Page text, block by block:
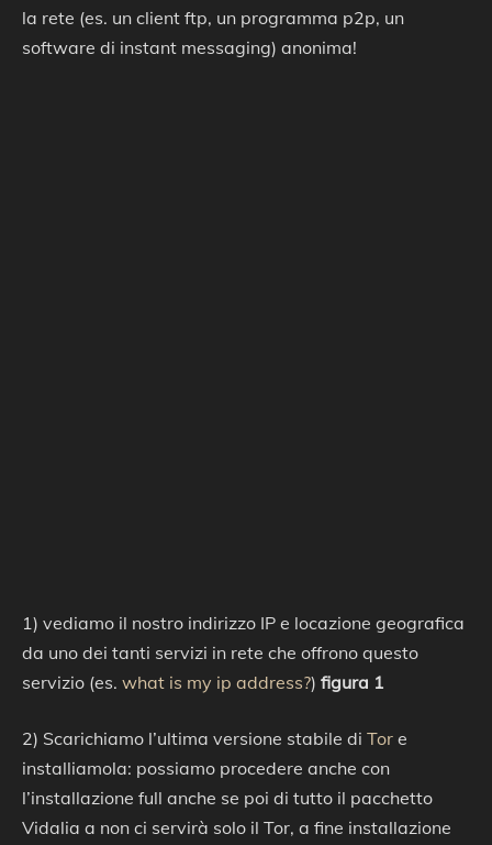
la rete (es. un client ftp, un programma p2p, un
software di instant messaging) anonima!
1) vediamo il nostro indirizzo IP e locazione geografica
da uno dei tanti servizi in rete che offrono questo
servizio (es. what is my ip address?) figura 1
2) Scarichiamo l’ultima versione stabile di Tor e
installiamola: possiamo procedere anche con
l’installazione full anche se poi di tutto il pacchetto
Vidalia a non ci servirà solo il Tor, a fine installazione